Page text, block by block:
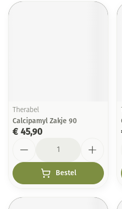
Therabel
Calcipamyl Zakje 90
€ 45,90
Bestel